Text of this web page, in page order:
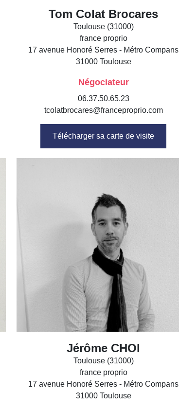
Tom Colat Brocares
Toulouse (31000)
france proprio
17 avenue Honoré Serres - Métro Compans
31000 Toulouse
Négociateur
06.37.50.65.23
tcolatbrocares@franceproprio.com
Télécharger sa carte de visite
Jérôme CHOI
Toulouse (31000)
france proprio
17 avenue Honoré Serres - Métro Compans
31000 Toulouse